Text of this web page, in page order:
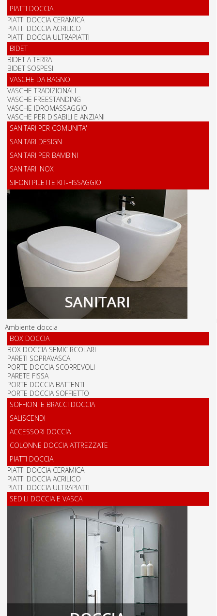
PIATTI DOCCIA
PIATTI DOCCIA CERAMICA
PIATTI DOCCIA ACRILICO
PIATTI DOCCIA ULTRAPIATTI
BIDET
BIDET A TERRA
BIDET SOSPESI
VASCHE DA BAGNO
VASCHE TRADIZIONALI
VASCHE FREESTANDING
VASCHE IDROMASSAGGIO
VASCHE PER DISABILI E ANZIANI
SANITARI PER COMUNITA'
SANITARI DESIGN
SANITARI PER BAMBINI
SANITARI INOX
SIFONI PILETTE KIT-FISSAGGIO
Ambiente doccia
BOX DOCCIA
BOX DOCCIA SEMICIRCOLARI
PARETI SOPRAVASCA
PORTE DOCCIA SCORREVOLI
PARETE FISSA
PORTE DOCCIA BATTENTI
PORTE DOCCIA SOFFIETTO
SOFFIONI E BRACCI DOCCIA
SALISCENDI
ACCESSORI DOCCIA
COLONNE DOCCIA ATTREZZATE
PIATTI DOCCIA
PIATTI DOCCIA CERAMICA
PIATTI DOCCIA ACRILICO
PIATTI DOCCIA ULTRAPIATTI
SEDILI DOCCIA E VASCA